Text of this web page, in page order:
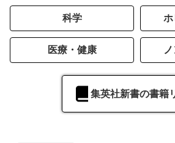
科学 ホ
医療・健康
集英社新書の書籍